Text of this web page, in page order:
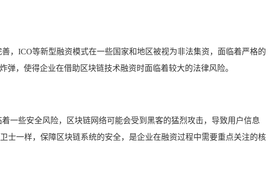
，ICO等新型融资模式在一些国家和地区被视为非法集资，面临着严格的
，使得企业在借助区块链技术融资时面临着较大的法律风险。
一些安全风险，区块链网络可能会受到黑客的猛烈攻击，导致用户信息
士一样，保障区块链系统的安全，是企业在融资过程中需要重点关注的核